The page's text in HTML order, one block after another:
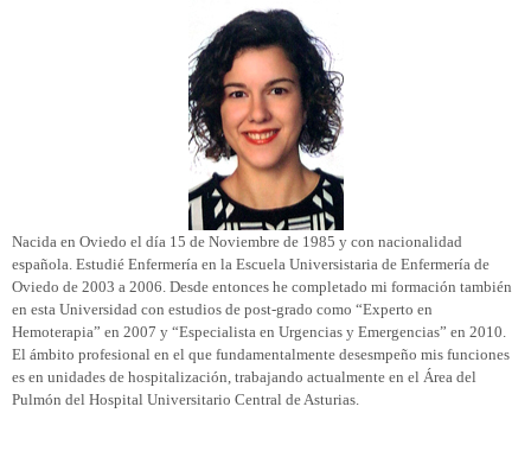
Nacida en Oviedo el día 15 de Noviembre de 1985 y con nacionalidad
española. Estudié Enfermería en la Escuela Universistaria de Enfermería de
Oviedo de 2003 a 2006. Desde entonces he completado mi formación también
en esta Universidad con estudios de post-grado como “Experto en
Hemoterapia” en 2007 y “Especialista en Urgencias y Emergencias” en 2010.
El ámbito profesional en el que fundamentalmente desesmpeño mis funciones
es en unidades de hospitalización, trabajando actualmente en el Área del
Pulmón del Hospital Universitario Central de Asturias.